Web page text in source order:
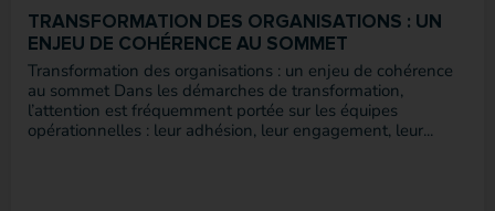
TRANSFORMATION DES ORGANISATIONS : UN
ENJEU DE COHÉRENCE AU SOMMET
Transformation des organisations : un enjeu de cohérence
au sommet Dans les démarches de transformation,
l’attention est fréquemment portée sur les équipes
opérationnelles : leur adhésion, leur engagement, leur...